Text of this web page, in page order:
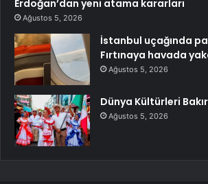
Erdoğan’dan yeni atama kararları
Ağustos 5, 2026
İstanbul uçağında
Fırtınaya havada
Ağustos 5, 2026
Dünya Kültürleri
Ağustos 5, 2026